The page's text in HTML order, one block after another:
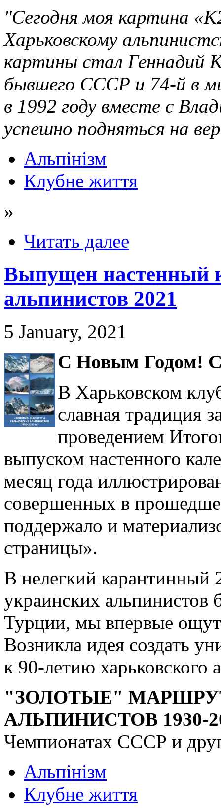
"Сегодня моя картина
Харьковскому
картины стал Геннадий
бывшего СССР и 74-й в
в 1992 году вместе с
успешно подняться на
Альпінізм
Клубне життя
»
Читать далее
Выпущен настенный
альпинистов 2021
5 January, 2021
С Новым Годом!
В Харьковском
славная традиция
проведением
выпуском настенного
месяц года
совершенных в
поддержало и
страницы».
В нелегкий карантинный
украинских альпинистов
Турции, мы впервые
Возникла идея создать
к 90-летию харьковского
"ЗОЛОТЫЕ"
АЛЬПИНИСТОВ 1930-
Чемпионатах СССР и
Альпінізм
Клубне життя